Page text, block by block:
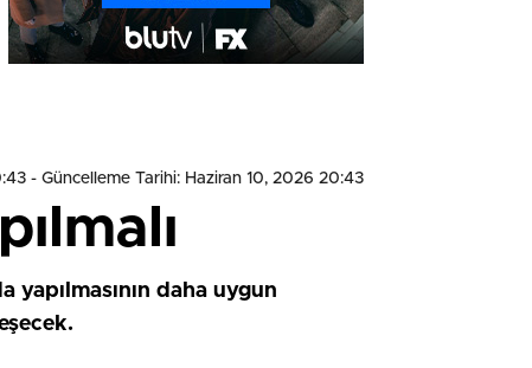
- Güncelleme Tarihi: Haziran 10, 2026 20:43
yapılmasının daha uygun